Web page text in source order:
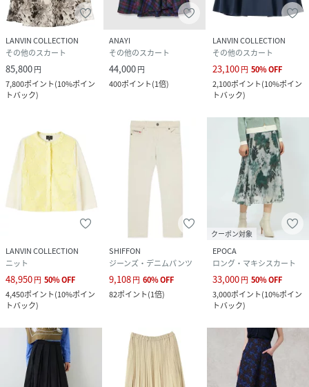
LANVIN COLLECTION
その他のスカート
85,800円
7,800ポイント(10%ポイン
トバック)
ANAYI
その他のスカート
44,000円
400ポイント(1倍)
LANVIN COLLECTION
その他のスカート
23,100円 50%OFF
2,100ポイント(10%ポイン
トバック)
LANVIN COLLECTION
ニット
48,950円 50%OFF
4,450ポイント(10%ポイン
トバック)
SHIFFON
ジーンズ・デニムパンツ
9,108円 60%OFF
82ポイント(1倍)
クーポン対象
EPOCA
ロング・マキシスカート
33,000円 50%OFF
3,000ポイント(10%ポイン
トバック)